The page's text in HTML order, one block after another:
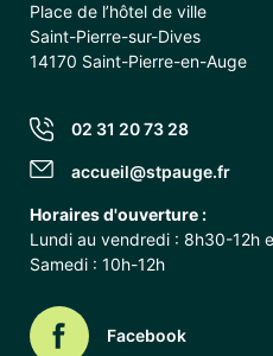
Place de l’hôtel de ville
Saint-Pierre-sur-Dives
14170 Saint-Pierre-en-Auge
02 31 20 73 28
accueil@stpauge.fr
Horaires d'ouverture :
Lundi au vendredi : 8h30-12h
Samedi : 10h-12h
Facebook